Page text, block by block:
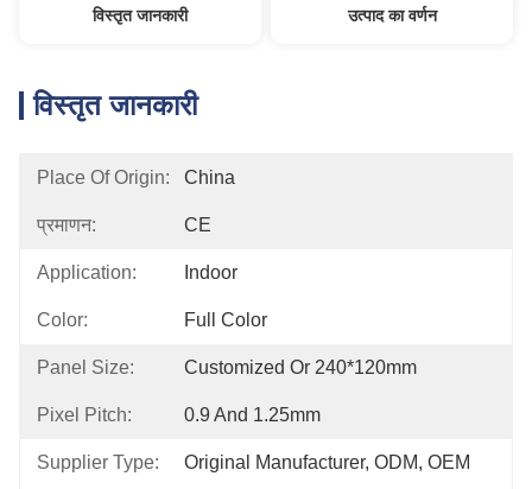
विस्तृत जानकारी उत्पाद का वर्णन
विस्तृत जानकारी
Place Of Origin: China
प्रमाणन: CE
Application: Indoor
Color: Full Color
Panel Size: Customized Or 240*120mm
Pixel Pitch: 0.9 And 1.25mm
Supplier Type: Original Manufacturer, ODM, OEM